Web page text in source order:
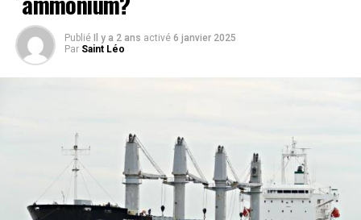
Publié Il y a 2 ans activé 6 janvier 2025
Par Saint Léo